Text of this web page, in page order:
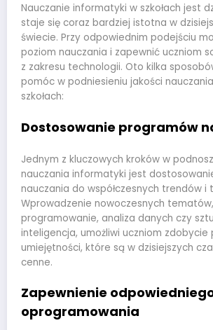
Nauczanie informatyki w szkołach jest
staje się coraz bardziej istotna w
świecie. Przy odpowiednim podejściu
poziom nauczania i zapewnić uczniom
z zakresu technologii. Oto kilka
pomóc w podniesieniu jakości
szkołach:
Dostosowanie programów
Jednym z kluczowych kroków w
nauczania informatyki jest
nauczania do współczesnych trendów i
Wprowadzenie nowoczesnych
programowanie, analiza danych czy
inteligencja, umożliwi uczniom zdobycie
umiejętności, które są w dzisiejszych
cenne.
Zapewnienie
oprogramowania